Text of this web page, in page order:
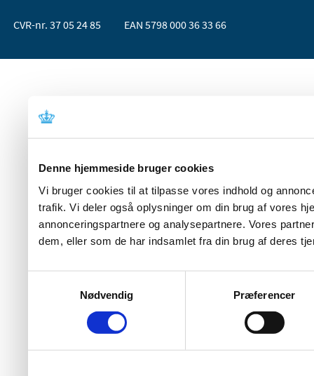
Denne hjemmeside bruger cookies
Vi bruger cookies til at tilpasse vores indhold og
trafik. Vi deler også oplysninger om din brug af vores
annonceringspartnere og analysepartnere. Vores
dem, eller som de har indsamlet fra din brug af deres
Nødvendig
Præferencer
CVR-nr. 37 05 24 85 EAN 5798 000 36 33 66